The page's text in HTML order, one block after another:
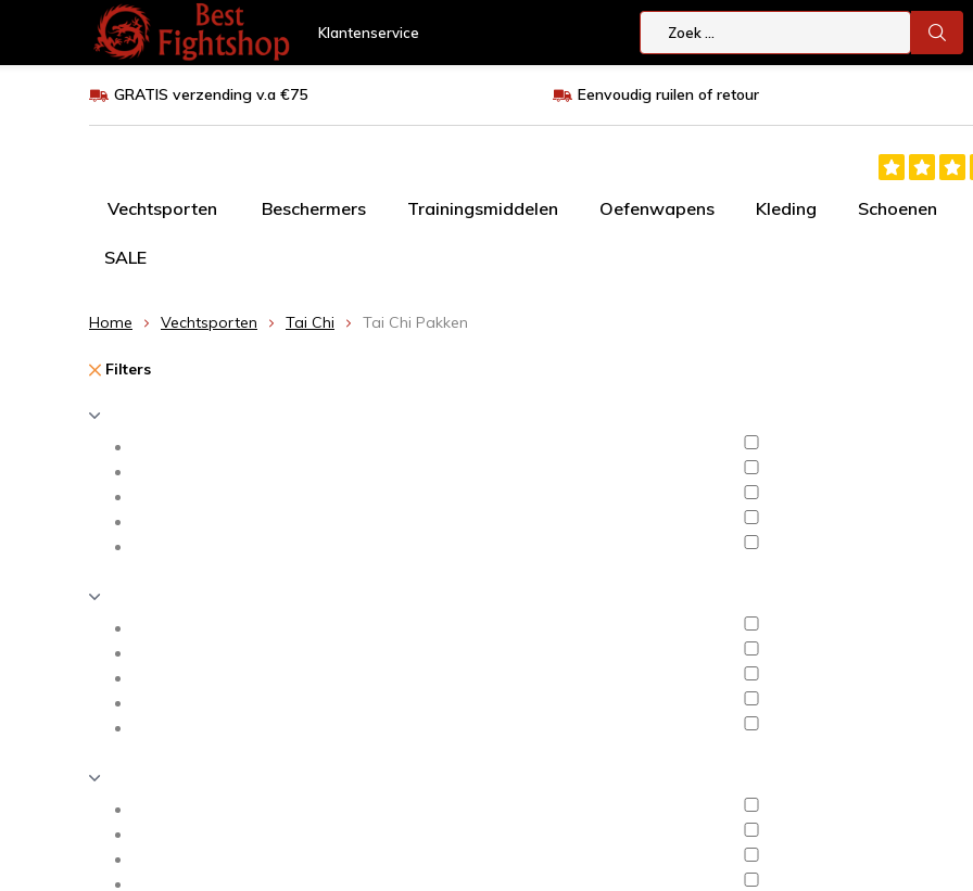
Klantenservice
GRATIS verzending v.a €75 Eenvoudig ruilen of retour
Vechtsporten Beschermers Trainingsmiddelen Oefenwapens Kleding Schoenen
SALE
Home Vechtsporten Tai Chi Tai Chi Pakken
Filters